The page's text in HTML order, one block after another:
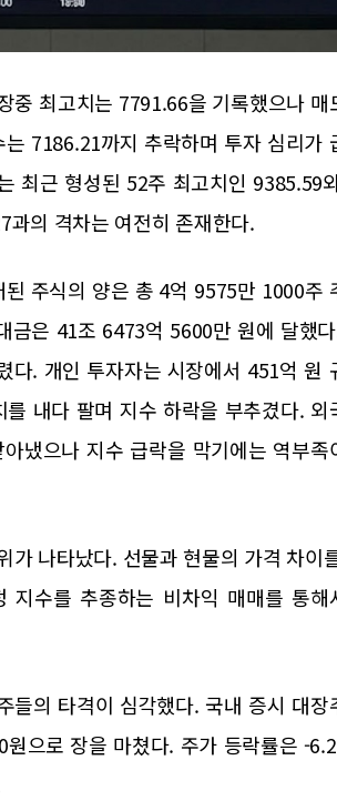
중 최고치는 7791.66을 기록했으나 매
7186.21까지 추락하며 투자 심리가
최근 형성된 52주 최고치인 9385.59
의 격차는 여전히 존재한다.
주식의 양은 총 4억 9575만 1000주
금은 41조 6473억 5600만 원에 달했
다. 개인 투자자는 시장에서 451억 원
내다 팔며 지수 하락을 부추겼다. 외
냈으나 지수 급락을 막기에는 역부족
나타났다. 선물과 현물의 가격 차이
수를 추종하는 비차익 매매를 통해
의 타격이 심각했다. 국내 증시 대장
으로 장을 마쳤다. 주가 등락률은 -